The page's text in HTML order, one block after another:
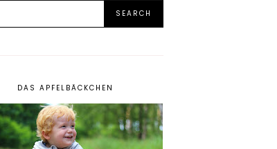
DAS APFELBÄCKCHEN